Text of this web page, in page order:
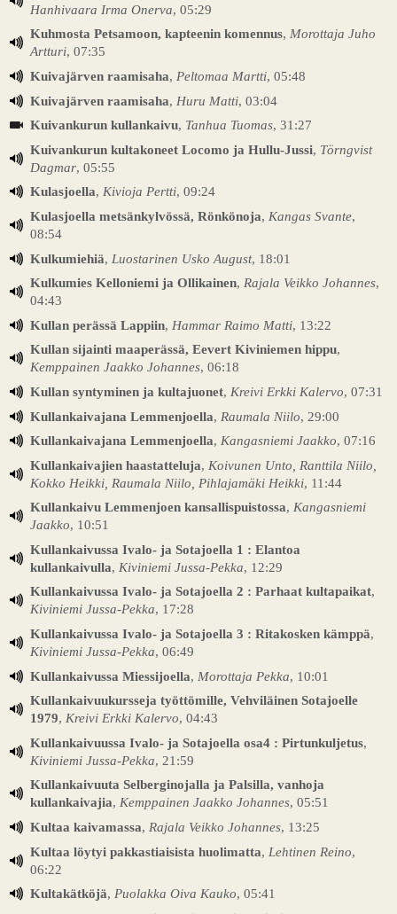
Hanhivaara Irma Onerva, 05:29
Kuhmosta Petsamoon, kapteenin komennus, Morottaja Juho
Artturi, 07:35
Kuivajärven raamisaha, Peltomaa Martti, 05:48
Kuivajärven raamisaha, Huru Matti, 03:04
Kuivankurun kullankaivu, Tanhua Tuomas, 31:27
Kuivankurun kultakoneet Locomo ja Hullu-Jussi, Törngvist
Dagmar, 05:55
Kulasjoella, Kivioja Pertti, 09:24
Kulasjoella metsänkylvössä, Rönkönoja, Kangas Svante,
08:54
Kulkumiehiä, Luostarinen Usko August, 18:01
Kulkumies Kelloniemi ja Ollikainen, Rajala Veikko Johannes,
04:43
Kullan perässä Lappiin, Hammar Raimo Matti, 13:22
Kullan sijainti maaperässä, Eevert Kiviniemen hippu,
Kemppainen Jaakko Johannes, 06:18
Kullan syntyminen ja kultajuonet, Kreivi Erkki Kalervo, 07:31
Kullankaivajana Lemmenjoella, Raumala Niilo, 29:00
Kullankaivajana Lemmenjoella, Kangasniemi Jaakko, 07:16
Kullankaivajien haastatteluja, Koivunen Unto, Ranttila Niilo,
Kokko Heikki, Raumala Niilo, Pihlajamäki Heikki, 11:44
Kullankaivu Lemmenjoen kansallispuistossa, Kangasniemi
Jaakko, 10:51
Kullankaivussa Ivalo- ja Sotajoella 1 : Elantoa
kullankaivulla, Kiviniemi Jussa-Pekka, 12:29
Kullankaivussa Ivalo- ja Sotajoella 2 : Parhaat kultapaikat,
Kiviniemi Jussa-Pekka, 17:28
Kullankaivussa Ivalo- ja Sotajoella 3 : Ritakosken kämppä,
Kiviniemi Jussa-Pekka, 06:49
Kullankaivussa Miessijoella, Morottaja Pekka, 10:01
Kullankaivuukursseja työttömille, Vehviläinen Sotajoelle
1979, Kreivi Erkki Kalervo, 04:43
Kullankaivuussa Ivalo- ja Sotajoella osa4 : Pirtunkuljetus,
Kiviniemi Jussa-Pekka, 21:59
Kullankaivuuta Selberginojalla ja Palsilla, vanhoja
kullankaivajia, Kemppainen Jaakko Johannes, 05:51
Kultaa kaivamassa, Rajala Veikko Johannes, 13:25
Kultaa löytyi pakkastiaisista huolimatta, Lehtinen Reino,
06:22
Kultakätköjä, Puolakka Oiva Kauko, 05:41